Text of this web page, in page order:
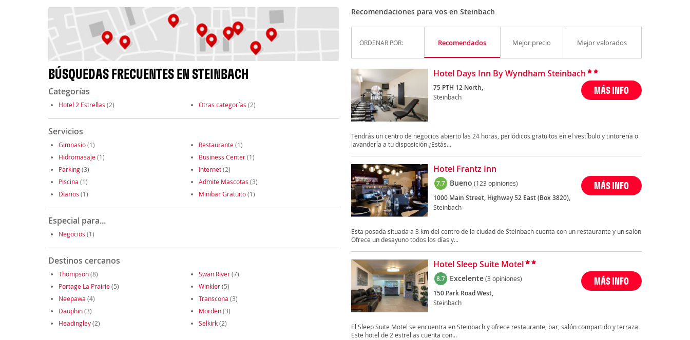
BÚSQUEDAS FRECUENTES EN STEINBACH
Categorías
Hotel 2 Estrellas (2) Otras categorías (2)
Servicios
Gimnasio(1) Restaurante(1)
Hidromasaje(1) Business Center(1)
Parking(3) Internet(2)
Piscina (1) Admite Mascotas (3)
Diarios (1) Minibar Gratuito(1)
Especial para...
Negocios (1)
Destinos cercanos
Thompson(8) Swan River(7)
Portage La Prairie(5) Winkler(5)
Neepawa (4) Transcona (3)
Dauphin(3) Morden(3)
Headingley(2) Selkirk(2)
Recomendaciones para vos en Steinbach
ORDENAR POR: Recomendados Mejor precio Mejor valorados
Hotel Days Inn By Wyndham Steinbach
75 PTH 12 North,
Steinbach
MÁS INFO
Tendrás un centro de negocios abierto las 24 horas, periódicos gratuitos en el vestíbulo y tintorería o
lavandería a tu disposición ¿Estás...
Hotel Frantz Inn
7.7 Bueno (123 opiniones)
1000 Main Street, Highway 52 East (Box 3820),
Steinbach
MÁS INFO
Esta posada situada a 3 km del centro de la ciudad de Steinbach cuenta con un restaurante y un salón
Ofrece un desayuno todos los días y...
Hotel Sleep Suite Motel
8.7 Excelente(3 opiniones)
150 Park Road West,
Steinbach
MÁS INFO
El Sleep Suite Motel se encuentra en Steinbach y ofrece restaurante, bar, salón compartido y terraza
Este hotel de 2 estrellas cuenta con...